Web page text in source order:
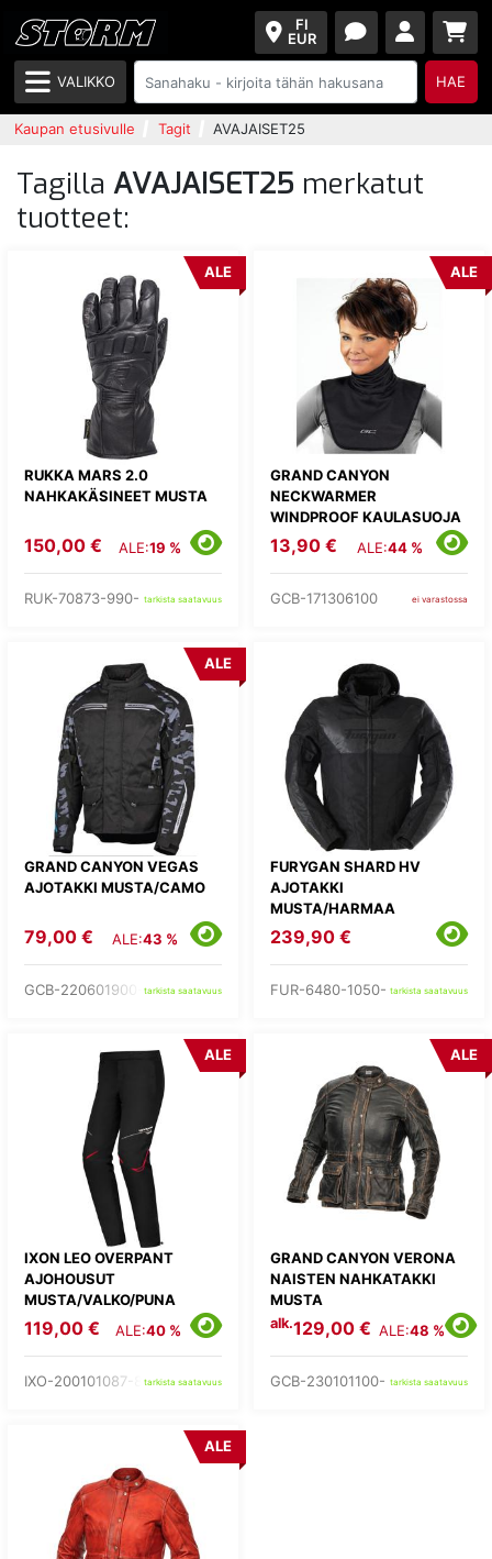
FI
EUR
VALIKKO HAE
Kaupan etusivulle Tagit AVAJAISET25
Tagilla AVAJAISET25 merkatut
tuotteet:
RUKKA MARS 2.0
NAHKAKÄSINEET MUSTA
ALE
150,00 € ALE:19 %
RUK-70873-990- tarkista saatavuus
GRAND CANYON
NECKWARMER
WINDPROOF KAULASUOJA
ALE
13,90 € ALE:44 %
GCB-171306100 ei varastossa
GRAND CANYON VEGAS
AJOTAKKI MUSTA/CAMO
ALE
79,00 € ALE:43 %
GCB-220601900- tarkista saatavuus
FURYGAN SHARD HV
AJOTAKKI
MUSTA/HARMAA
239,90 €
FUR-6480-1050- tarkista saatavuus
IXON LEO OVERPANT
AJOHOUSUT
MUSTA/VALKO/PUNA
ALE
119,00 € ALE:40 %
IXO-200101087-81-tarkista saatavuus
GRAND CANYON VERONA
NAISTEN NAHKATAKKI
MUSTA
ALE
alk.129,00 € ALE:48 %
GCB-230101100- tarkista saatavuus
ALE